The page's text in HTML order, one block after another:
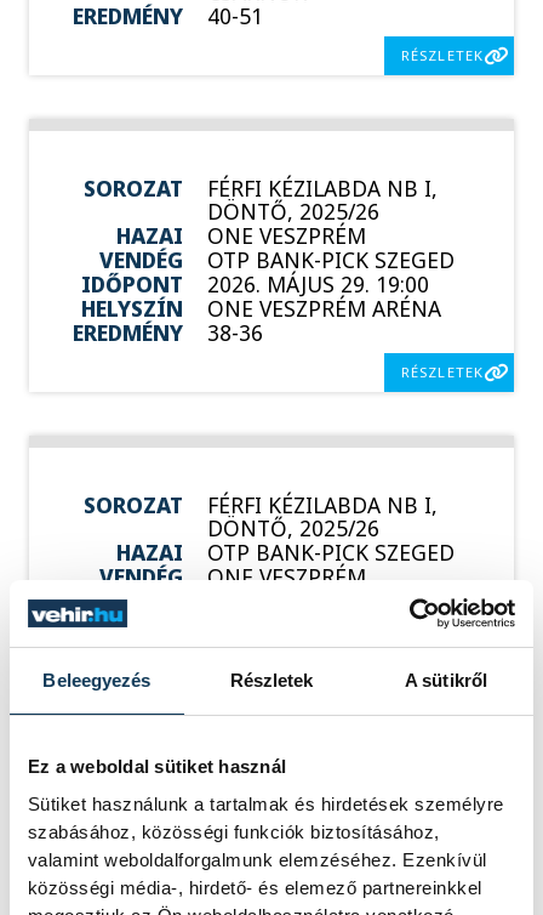
Beleegyezés Részletek A sütikről
Ez a weboldal sütiket használ
Sütiket használunk a tartalmak és hirdetések személyre
szabásához, közösségi funkciók biztosításához,
valamint weboldalforgalmunk elemzéséhez. Ezenkívül
közösségi média-, hirdető- és elemező partnereinkkel
EREDMÉNY
40-51
RÉSZLETEK
SOROZAT FÉRFI KÉZILABDA NB I,
DÖNTŐ, 2025/26
HAZAI
ONE VESZPRÉM
VENDÉG
OTP BANK-PICK SZEGED
IDŐPONT
2026. MÁJUS 29. 19:00
HELYSZÍN
ONE VESZPRÉM ARÉNA
EREDMÉNY
38-36
RÉSZLETEK
SOROZAT FÉRFI KÉZILABDA NB I,
DÖNTŐ, 2025/26
HAZAI
OTP BANK-PICK SZEGED
VENDÉG
ONE VESZPRÉM
IDŐPONT
2026. JÚNIUS 2. 19:00
HELYSZÍN
SZEGED, PICK ARÉNA
EREDMÉNY
34-36
RÉSZLETEK